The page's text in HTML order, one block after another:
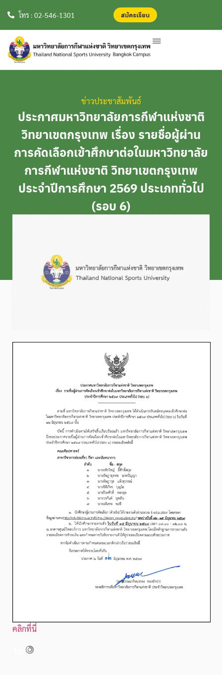
โทร : 02-546-1301 สมัครเรียน
ข่าวประชาสัมพันธ์
ประกาศมหาวิทยาลัยการกีฬาแห่งชาติ
วิทยาเขตกรุงเทพ เรื่อง รายชื่อผู้ผ่าน
การคัดเลือกเข้าศึกษาต่อในมหาวิทยาลัย
การกีฬาแห่งชาติ วิทยาเขตกรุงเทพ
ประจำปีการศึกษา 2569 ประเภททั่วไป
(รอบ 6)
คลิกที่นี่